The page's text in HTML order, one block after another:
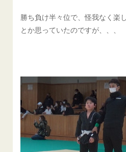
勝ち負け半々位で、怪我なく楽
とか思っていたのですが、、、